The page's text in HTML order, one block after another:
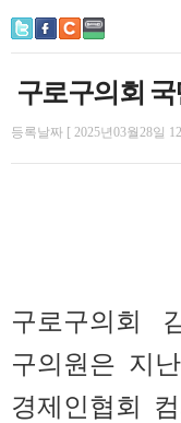
구로구의회
등록날짜 [ 2025년03월28일
구로구의회
구의원은 지
경제인협회